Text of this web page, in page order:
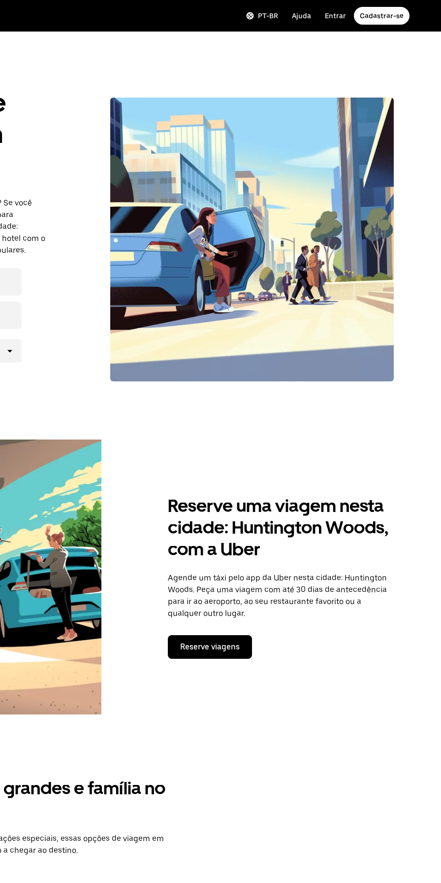
PT-BR Ajuda Entrar Cadastrar-se
Se você
hotel com o
Reserve uma viagem nesta
cidade: Huntington Woods,
com a Uber
Agende um táxi pelo app da Uber nesta cidade: Huntington
Woods. Peça uma viagem com até 30 dias de antecedência
para ir ao aeroporto, ao seu restaurante favorito ou a
qualquer outro lugar.
Reserve viagens
e família no
especiais, essas opções de viagem em
a chegar ao destino.